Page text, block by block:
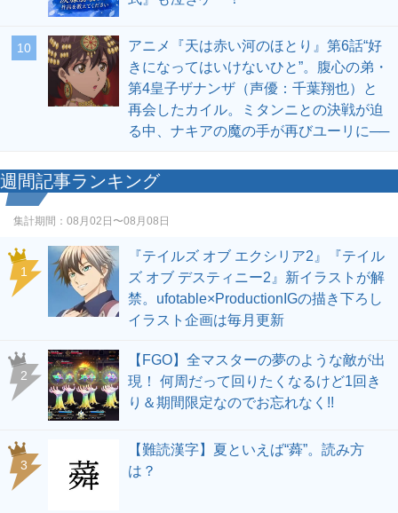
10
アニメ『天は赤い河のほとり』第6話“好
きになってはいけないひと”。腹心の弟・
第4皇子ザナンザ（声優：千葉翔也）と
再会したカイル。ミタンニとの決戦が迫
る中、ナキアの魔の手が再びユーリに──
週間記事ランキング
集計期間： 08月02日〜08月08日
1
『テイルズ オブ エクシリア2』『テイル
ズ オブ デスティニー2』新イラストが解
禁。ufotable×ProductionIGの描き下ろし
イラスト企画は毎月更新
2
【FGO】全マスターの夢のような敵が出
現！ 何周だって回りたくなるけど1回き
り＆期間限定なのでお忘れなく!!
3
【難読漢字】夏といえば“蕣”。読み方
は？